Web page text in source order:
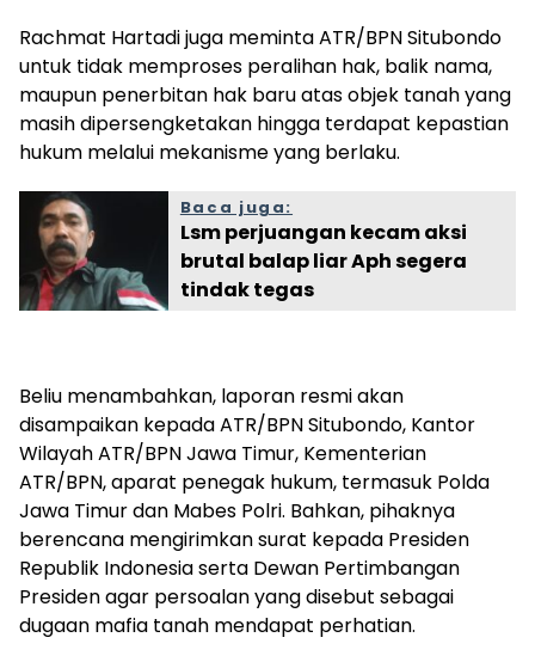
Rachmat Hartadi juga meminta ATR/BPN Situbondo
untuk tidak memproses peralihan hak, balik nama,
maupun penerbitan hak baru atas objek tanah yang
masih dipersengketakan hingga terdapat kepastian
hukum melalui mekanisme yang berlaku.
Baca juga:
Lsm perjuangan kecam aksi
brutal balap liar Aph segera
tindak tegas
Beliu menambahkan, laporan resmi akan
disampaikan kepada ATR/BPN Situbondo, Kantor
Wilayah ATR/BPN Jawa Timur, Kementerian
ATR/BPN, aparat penegak hukum, termasuk Polda
Jawa Timur dan Mabes Polri. Bahkan, pihaknya
berencana mengirimkan surat kepada Presiden
Republik Indonesia serta Dewan Pertimbangan
Presiden agar persoalan yang disebut sebagai
dugaan mafia tanah mendapat perhatian.